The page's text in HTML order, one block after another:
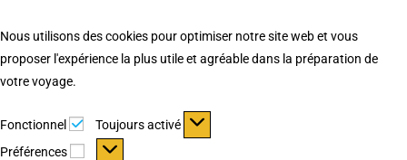
Nous utilisons des cookies pour optimiser notre site web et vous
proposer l'expérience la plus utile et agréable dans la préparation de
votre voyage.
Fonctionnel Fonctionnel
Toujours activé
Préférences
Préférences